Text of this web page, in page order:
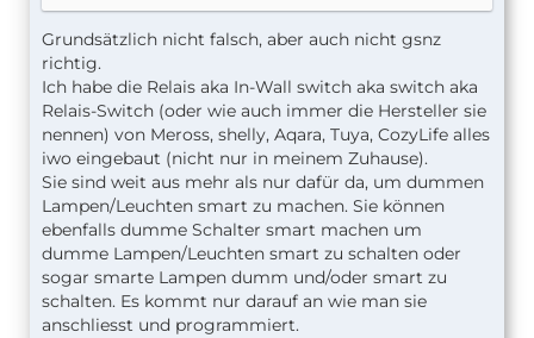
Grundsätzlich nicht falsch, aber auch nicht gsnz
richtig.
Ich habe die Relais aka In-Wall switch aka switch aka
Relais-Switch (oder wie auch immer die Hersteller sie
nennen) von Meross, shelly, Aqara, Tuya, CozyLife alles
iwo eingebaut (nicht nur in meinem Zuhause).
Sie sind weit aus mehr als nur dafür da, um dummen
Lampen/Leuchten smart zu machen. Sie können
ebenfalls dumme Schalter smart machen um
dumme Lampen/Leuchten smart zu schalten oder
sogar smarte Lampen dumm und/oder smart zu
schalten. Es kommt nur darauf an wie man sie
anschliesst und programmiert.